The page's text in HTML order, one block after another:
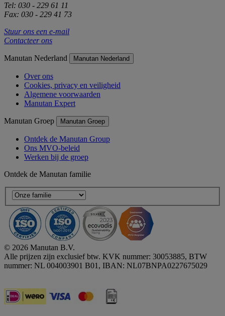
Tel: 030 - 229 61 11
Fax: 030 - 229 41 73
Stuur ons een e-mail
Contacteer ons
Manutan Nederland Manutan Nederland
Over ons
Cookies, privacy en veiligheid
Algemene voorwaarden
Manutan Expert
Manutan Groep Manutan Groep
Ontdek de Manutan Group
Ons MVO-beleid
Werken bij de groep
Ontdek de Manutan familie
© 2026 Manutan B.V.
Alle prijzen zijn exclusief btw. KVK nummer: 30053885, BTW
nummer: NL 004003901 B01, IBAN: NL07BNPA0227675029